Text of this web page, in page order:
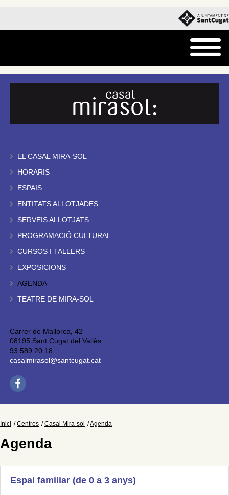
EL CASAL MIRA-SOL
HORARIS
ESPAIS
ENTITATS ALLOTJADES
SERVEIS ALLOTJATS
PROGRAMACIÓ CULTURAL
CURSOS I TALLERS
EXPOSICIONS
AGENDA
TEATRE DE MIRA-SOL
Carrer de Mallorca, 42
08195 Sant Cugat del Vallès
93 589 20 18
casalmirasol@santcugat.cat
Inici Centres Casal Mira-sol Agenda
Agenda
Espai familiar (de 0 a 3 anys)